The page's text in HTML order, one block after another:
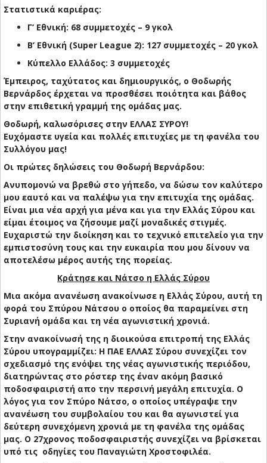
Στατιστικά καριέρας:
Γ’ Εθνική: 68 συμμετοχές – 9 γκολ
Β’ Εθνική (Super League 2): 127 συμμετοχές – 20 γκολ
Κύπελλο Ελλάδος: 3 συμμετοχές
Έμπειρος, ταχύτατος και δημιουργικός, ο Θοδωρής
Βερνάρδος έρχεται να προσθέσει ποιότητα και βάθος
στην επιθετική γραμμή της ομάδας μας.
Θοδωρή, καλωσόρισες στην ΕΛΛΑΣ ΣΥΡΟΥ!
Ευχόμαστε υγεία και πολλές επιτυχίες με τη φανέλα του
Συλλόγου μας!
Οι πρώτες δηλώσεις του Θοδωρή Βερνάρδου:
Ανυπομονώ να βρεθώ στο γήπεδο, να δώσω τον καλύτερο
μου εαυτό και να παλέψω για την επιτυχία της ομάδας.
Είναι μια νέα αρχή για μένα και για την Ελλάς Σύρου και
είμαι έτοιμος να ζήσουμε μαζί μοναδικές στιγμές.
Ευχαριστώ την διοίκηση και το τεχνικό επιτελείο για την
εμπιστοσύνη τους και την ευκαιρία που μου δίνουν να
αποτελέσω μέρος αυτής της πορείας.
Κράτησε και Νάτσο η Ελλάς Σύρου
Μια ακόμα ανανέωση ανακοίνωσε η Ελλάς Σύρου, αυτή τη
φορά του Σπύρου Νάτσου ο οποίος θα παραμείνει στη
Συριανή ομάδα και τη νέα αγωνιστική χρονιά.
Στην ανακοίνωσή της η διοικούσα επιτροπή της Ελλάς
Σύρου υπογραμμίζει: Η ΠΑΕ ΕΛΛΑΣ Σύρου συνεχίζει τον
σχεδιασμό της ενόψει της νέας αγωνιστικής περιόδου,
διατηρώντας στο ρόστερ της έναν ακόμη βασικό
ποδοσφαιριστή απο την περσινή μεγάλη επιτυχία. Ο
λόγος για τον Σπύρο Νάτσο, ο οποίος υπέγραψε την
ανανέωση του συμβολαίου του και θα αγωνιστεί για
δεύτερη συνεχόμενη χρονιά με τη φανέλα της ομάδας
μας. Ο 27χρονος ποδοσφαιριστής συνεχίζει να βρίσκεται
υπό τις οδηγίες του Παναγιώτη Χροστοφιλέα.